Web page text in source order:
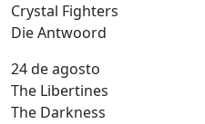
Crystal Fighters
Die Antwoord
24 de agosto
The Libertines
The Darkness